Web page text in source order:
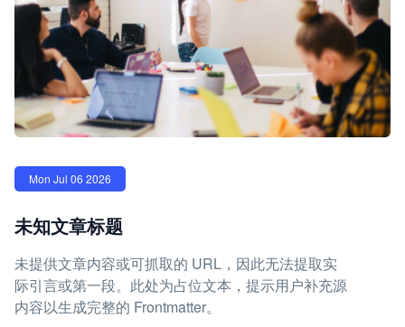
Mon Jul 06 2026
未知文章标题
未提供文章内容或可抓取的 URL，因此无法提取实
际引言或第一段。此处为占位文本，提示用户补充源
内容以生成完整的 Frontmatter。